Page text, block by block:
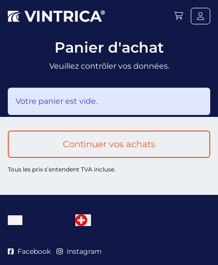
Panier d'achat
Veuillez contrôler vos données.
Votre panier est vide.
Continuer vos achats
Tous les prix s’entendent TVA incluse.
Facebook Instagram